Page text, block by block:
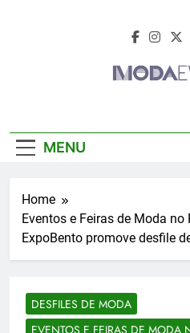
Feiras De
MENU
Home
Eventos e Feiras de Moda no
ExpoBento promove desfile
DESFILES DE MODA